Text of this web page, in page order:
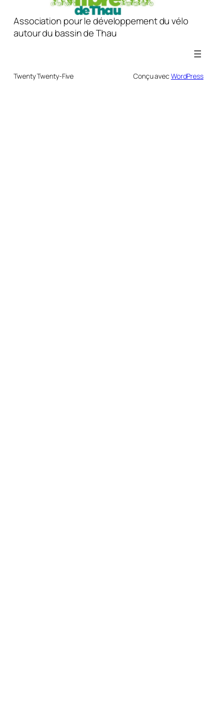
Association pour le développement du vélo
autour du bassin de Thau
Twenty Twenty-Five Conçu avec WordPress